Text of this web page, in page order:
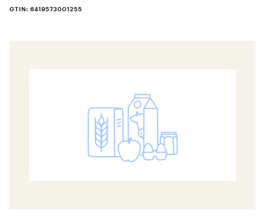
GTIN: 6419573001255